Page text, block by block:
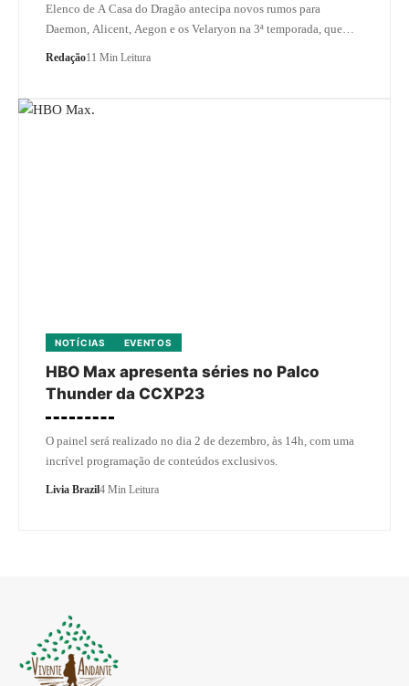
Elenco de A Casa do Dragão antecipa novos rumos para
Daemon, Alicent, Aegon e os Velaryon na 3ª temporada, que…
Redação11 Min Leitura
NOTÍCIAS EVENTOS
HBO Max apresenta séries no Palco
Thunder da CCXP23
O painel será realizado no dia 2 de dezembro, às 14h, com uma
incrível programação de conteúdos exclusivos.
Livia Brazil4 Min Leitura